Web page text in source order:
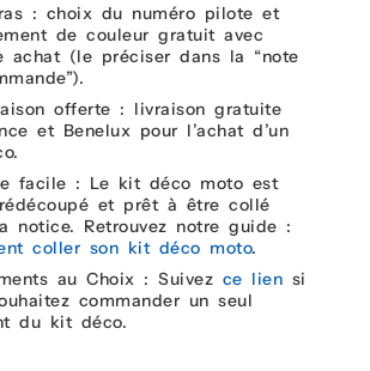
: choix du numéro pilote et
de couleur gratuit avec
achat (le préciser dans la “note
offerte : livraison gratuite
et Benelux pour l’achat d’un
facile : Le kit déco moto est
et prêt à être collé
notice. Retrouvez notre guide :
coller son kit déco moto.
au Choix : Suivez ce lien si
commander un seul
du kit déco.